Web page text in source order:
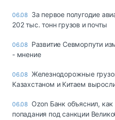
06.08 За первое полугодие
202 тыс. тонн грузов и почты
06.08 Развитие Севморпути
- мнение
06.08 Железнодорожные
Казахстаном и Китаем
06.08 Ozon Банк объяснил, как
попадания под санкции